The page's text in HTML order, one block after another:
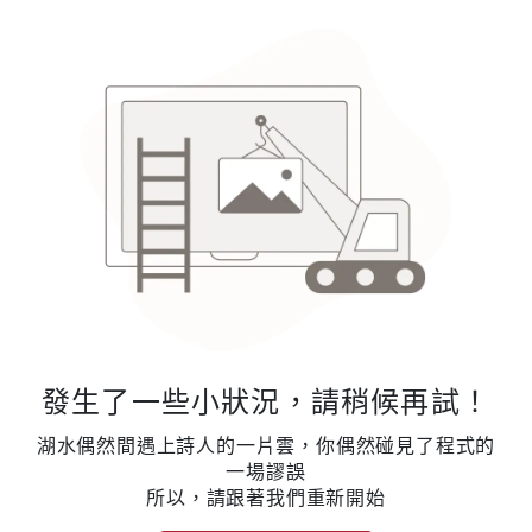
發生了一些小狀況，請稍候再試！
湖水偶然間遇上詩人的一片雲，你偶然碰見了程式的
一場謬誤
所以，請跟著我們重新開始